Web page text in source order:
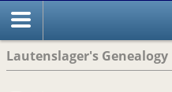
Lautenslager's Genealogy